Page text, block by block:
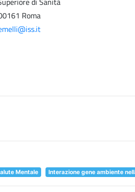
Roma
Mentale Interazione gene ambiente